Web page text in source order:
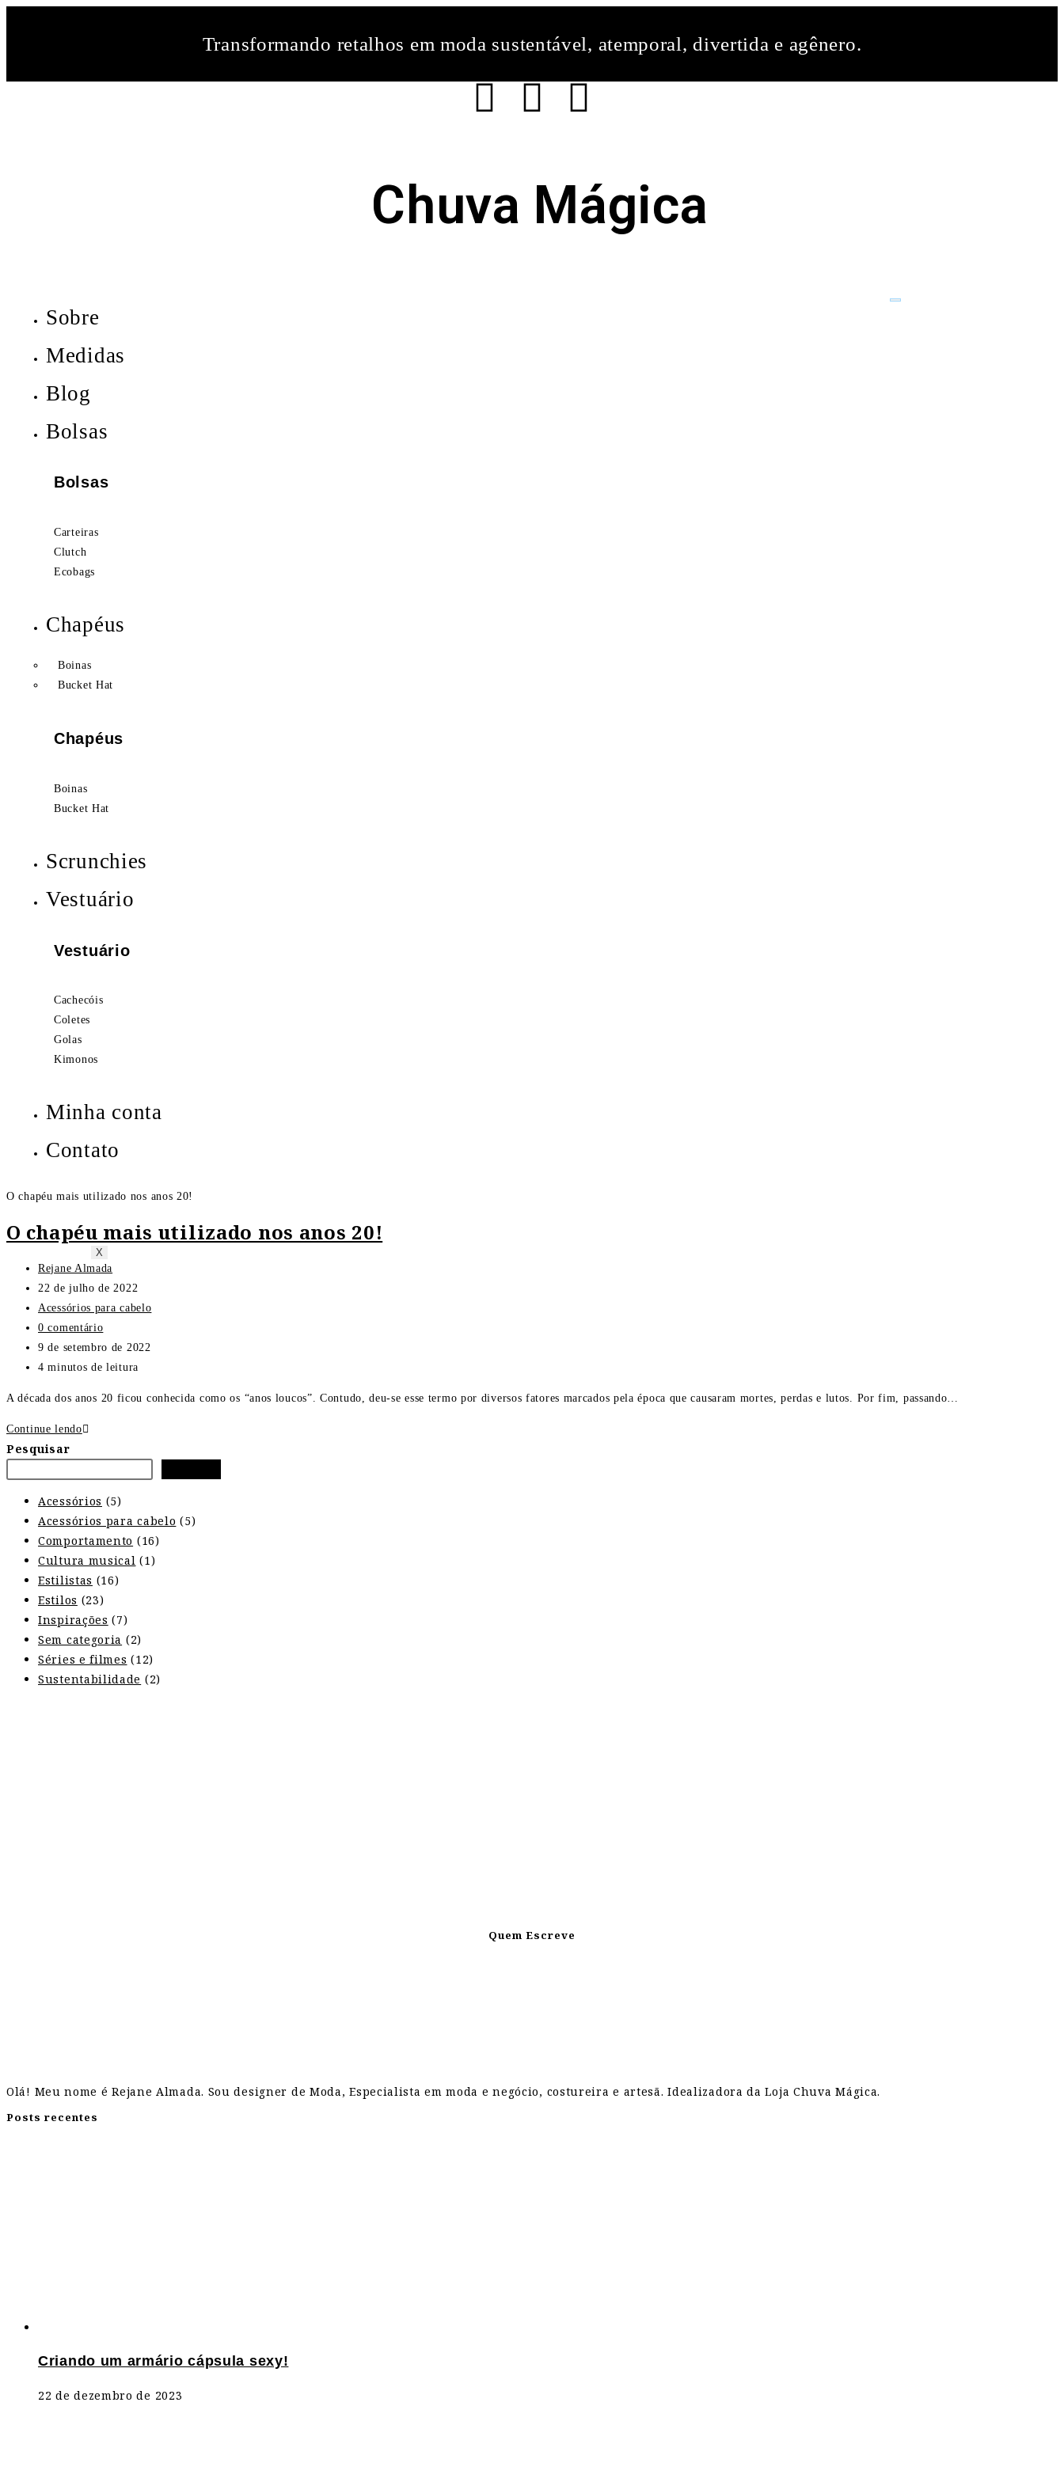
Transformando retalhos em moda sustentável, atemporal, divertida e agênero.
Chuva Mágica
Sobre
Medidas
Blog
Bolsas
Bolsas
Carteiras
Clutch
Ecobags
Chapéus
Boinas
Bucket Hat
Chapéus
Boinas
Bucket Hat
Scrunchies
Vestuário
Vestuário
Cachecóis
Coletes
Golas
Kimonos
Minha conta
Contato
X
O chapéu mais utilizado nos anos 20!
O chapéu mais utilizado nos anos 20!
Rejane Almada
22 de julho de 2022
Acessórios para cabelo
0 comentário
9 de setembro de 2022
4 minutos de leitura
A década dos anos 20 ficou conhecida como os “anos loucos”. Contudo, deu-se esse termo por diversos fatores marcados pela época que causaram mortes, perdas e lutos. Por fim, passando…
Continue lendo
Pesquisar
Acessórios (5)
Acessórios para cabelo (5)
Comportamento (16)
Cultura musical (1)
Estilistas (16)
Estilos (23)
Inspirações (7)
Sem categoria (2)
Séries e filmes (12)
Sustentabilidade (2)
Quem Escreve
Olá! Meu nome é Rejane Almada. Sou designer de Moda, Especialista em moda e negócio, costureira e artesã. Idealizadora da Loja Chuva Mágica.
Posts recentes
Criando um armário cápsula sexy!
22 de dezembro de 2023